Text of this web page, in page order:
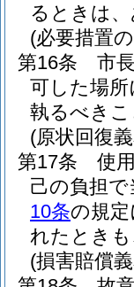
るときは
(必要措置
第16条
市
可した場
執るべき
(原状回復
第17条
使
己の負担
10条の規
れたとき
(損害賠償